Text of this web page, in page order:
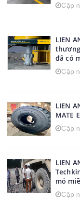
Cập
LIEN
đã có
Cập
LIEN
MATE
Cập
LIEN
mỏ
Cập